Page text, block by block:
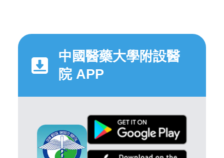
中國醫藥大學附設醫
院 APP